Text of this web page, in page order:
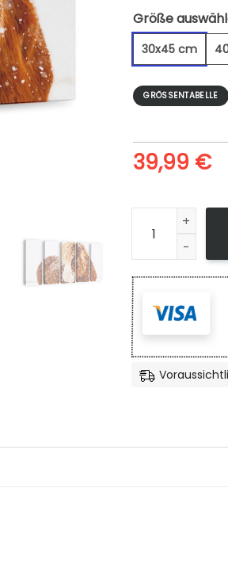
Größe
30x45 cm
GRÖSSENTABELLE
39,99 €
Islandpferd